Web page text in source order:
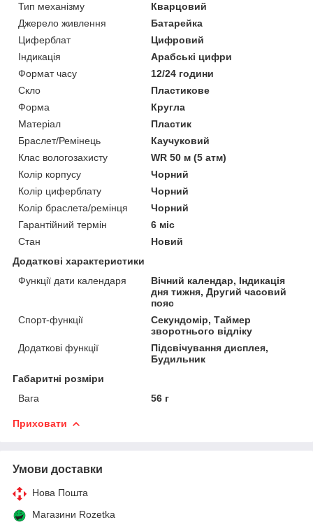
Тип механізму
Кварцовий
Джерело живлення
Батарейка
Циферблат
Цифровий
Індикація
Арабські цифри
Формат часу
12/24 години
Скло
Пластикове
Форма
Кругла
Матеріал
Пластик
Браслет/Ремінець
Каучуковий
Клас вологозахисту
WR 50 м (5 атм)
Колір корпусу
Чорний
Колір циферблату
Чорний
Колір браслета/ремінця
Чорний
Гарантійний термін
6 міс
Стан
Новий
Додаткові характеристики
Функції дати календаря
Вічний календар, Індикація
дня тижня, Другий часовий
пояс
Спорт-функції
Секундомір, Таймер
зворотнього відліку
Додаткові функції
Підсвічування дисплея,
Будильник
Габаритні розміри
Вага
56 г
Приховати
Умови доставки
Нова Пошта
Магазини Rozetka